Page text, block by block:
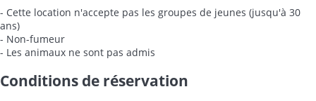
- Cette location n'accepte pas les groupes de jeunes (jusqu'à 30
ans)
- Non-fumeur
- Les animaux ne sont pas admis
Conditions de réservation